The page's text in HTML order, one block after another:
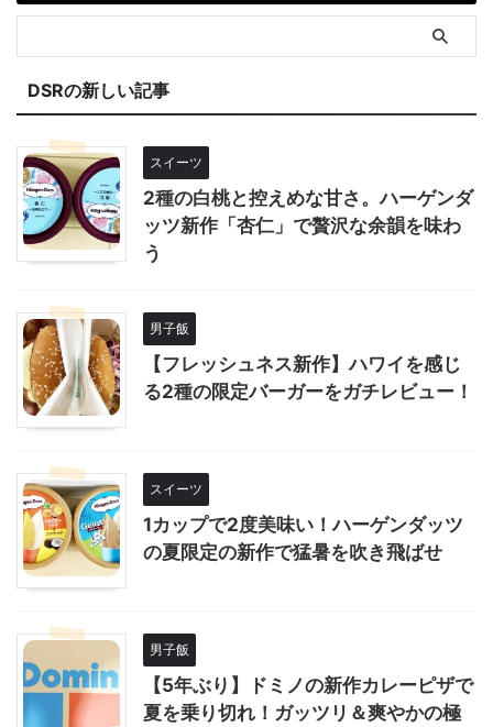
DSRの新しい記事
スイーツ
2種の白桃と控えめな甘さ。ハーゲンダ
ッツ新作「杏仁」で贅沢な余韻を味わ
う
男子飯
【フレッシュネス新作】ハワイを感じ
る2種の限定バーガーをガチレビュー！
スイーツ
1カップで2度美味い！ハーゲンダッツ
の夏限定の新作で猛暑を吹き飛ばせ
男子飯
【5年ぶり】ドミノの新作カレーピザで
夏を乗り切れ！ガッツリ＆爽やかの極